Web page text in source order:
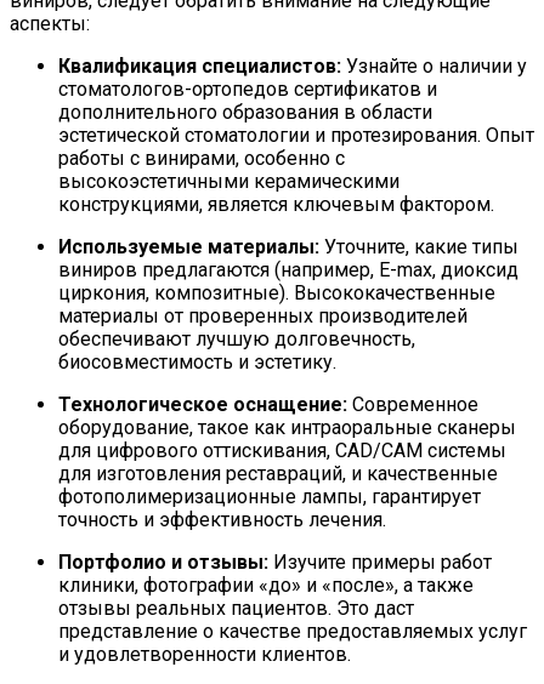
аспекты:
Квалификация специалистов: Узнайте о наличии у
стоматологов-ортопедов сертификатов и
дополнительного образования в области
эстетической стоматологии и протезирования. Опыт
работы с винирами, особенно с
высокоэстетичными керамическими
конструкциями, является ключевым фактором.
Используемые материалы: Уточните, какие типы
виниров предлагаются (например, E-max, диоксид
циркония, композитные). Высококачественные
материалы от проверенных производителей
обеспечивают лучшую долговечность,
биосовместимость и эстетику.
Технологическое оснащение: Современное
оборудование, такое как интраоральные сканеры
для цифрового оттискивания, CAD/CAM системы
для изготовления реставраций, и качественные
фотополимеризационные лампы, гарантирует
точность и эффективность лечения.
Портфолио и отзывы: Изучите примеры работ
клиники, фотографии «до» и «после», а также
отзывы реальных пациентов. Это даст
представление о качестве предоставляемых услуг
и удовлетворенности клиентов.